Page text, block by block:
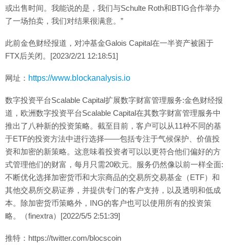
或出售时间。我能说的是，我们与Schulte Roth和BTIG合作举办
了一场拍卖，我们对结果很满意。”
此前金色财经报道，对冲基金Galois Capital在一半资产被困于
FTX后关闭。[2023/2/21 12:18:51]
网址： https://www.blockanalysis.io
数字投资平台Scalable Capital扩展数字财富管理服务:金色财经报
道，欧洲数字投资平台Scalable Capital在其数字财富管理服务中
推出了八种新的投资策略。截至目前，客户可以从11种不同的基
于ETF的投资方法中进行选择——包括专注于气候保护、价值投
资和加密的新策略。这意味着投资者可以以更符合他们偏好的方
式管理他们的财富，每月只需20欧元。服务仍然像以前一样全面:
不断优化选择加密货币和大宗商品的交易所交易基金（ETF）和
其他交易所交易证券，并提供专门的客户支持，以及透明和低成
本。除加密货币策略外，ING的客户也可以使用所有的投资策
略。（finextra）[2022/5/5 2:51:39]
推特：https://twitter.com/blocscoin